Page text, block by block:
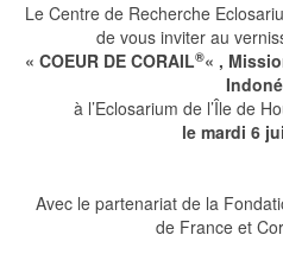
Le Centre de Recherche
de vous inviter au
« COEUR DE CORAIL®« ,
à l’Eclosarium de l’Île de
le mardi 6
Avec le partenariat de la
de France et